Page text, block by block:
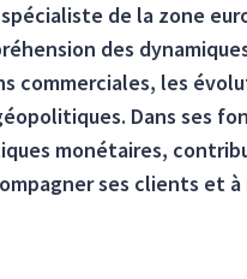
de la zone
des
commerciales, les
Dans ses
monétaires,
ses clients et